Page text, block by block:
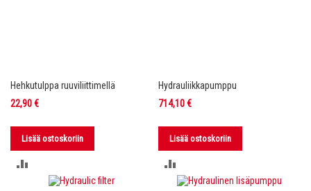
Hehkutulppa ruuviliittimellä
22,90 €
Lisää ostoskoriin
VERTAILUUN
Hydrauliikkapumppu
714,10 €
Lisää ostoskoriin
VERTAILUUN